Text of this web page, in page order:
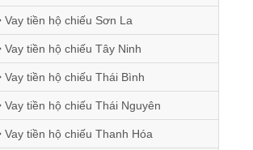
Vay tiền hộ chiếu Sơn La
Vay tiền hộ chiếu Tây Ninh
Vay tiền hộ chiếu Thái Bình
Vay tiền hộ chiếu Thái Nguyên
Vay tiền hộ chiếu Thanh Hóa